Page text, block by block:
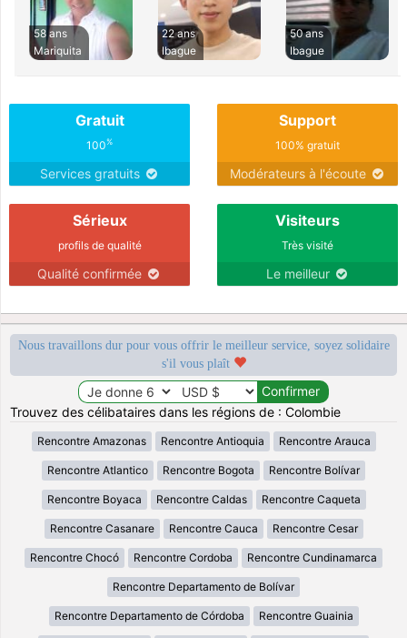
58 ans
Mariquita
22 ans
Ibague
50 ans
Ibague
Gratuit
100%
Services gratuits
Support
100% gratuit
Modérateurs à l'écoute
Sérieux
profils de qualité
Qualité confirmée
Visiteurs
Très visité
Le meilleur
Nous travaillons dur pour vous offrir le meilleur service, soyez solidaire
s'il vous plaît
Trouvez des célibataires dans les régions de : Colombie
Rencontre Amazonas Rencontre Antioquia Rencontre Arauca
Rencontre Atlantico Rencontre Bogota Rencontre Bolívar
Rencontre Boyaca Rencontre Caldas Rencontre Caqueta
Rencontre Casanare Rencontre Cauca Rencontre Cesar
Rencontre Chocó Rencontre Cordoba Rencontre Cundinamarca
Rencontre Departamento de Bolívar
Rencontre Departamento de Córdoba Rencontre Guainia